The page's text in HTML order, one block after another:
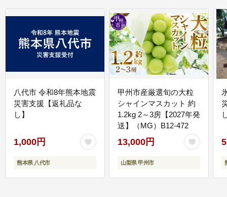
八代市 令和8年熊本地震
災害支援【返礼品な
し】
1,000円
熊本県 八代市
甲州市産厳選旬の大粒
シャインマスカット 約
1.2kg 2～3房【2027年発
送】（MG）B12-472
13,000円
山梨県 甲州市